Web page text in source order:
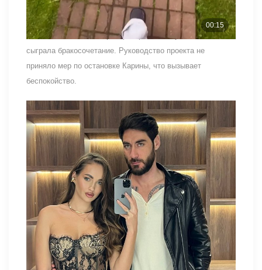
девушки. Последние события еще более серьезны —
участницы начали обсуждать беременность раньше
Салибековой, а затем распространяли слухи о том, что та
сыграла бракосочетание. Руководство проекта не
приняло мер по остановке Карины, что вызывает
беспокойство.